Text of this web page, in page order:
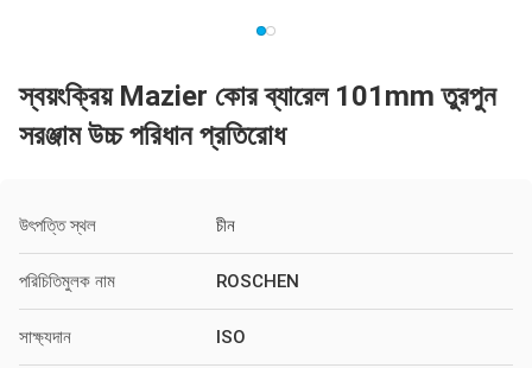
স্বয়ংক্রিয় Mazier কোর ব্যারেল 101mm তুরপুন
সরঞ্জাম উচ্চ পরিধান প্রতিরোধ
উৎপত্তি স্থল চীন
পরিচিতিমুলক নাম ROSCHEN
সাক্ষ্যদান ISO